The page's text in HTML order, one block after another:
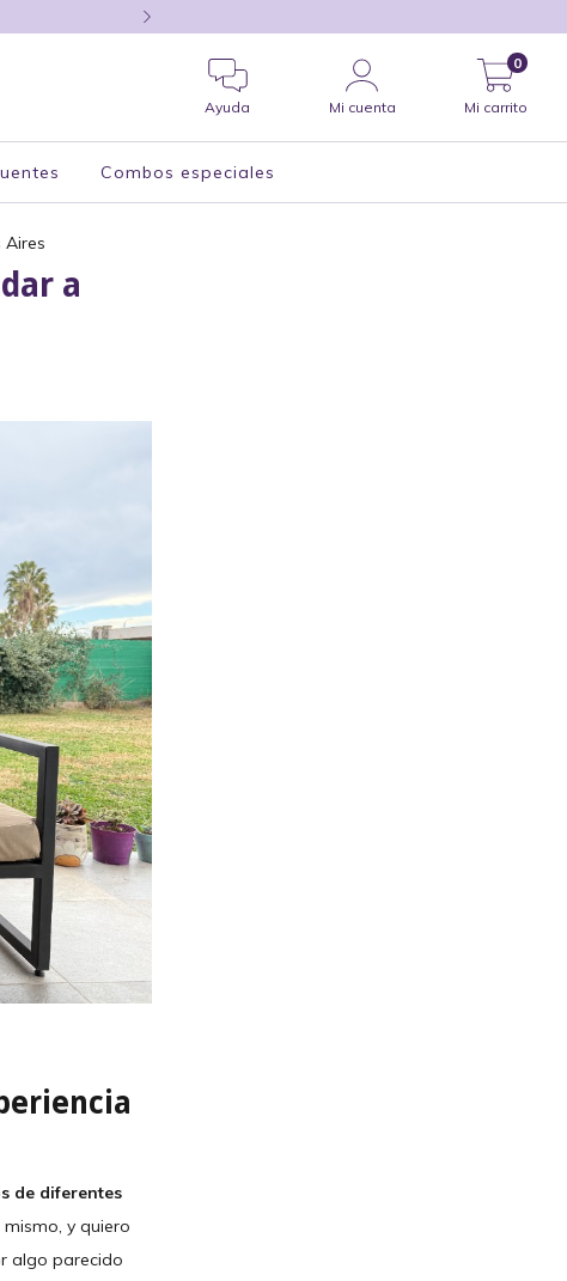
Ayuda Mi cuenta Mi carrito
0
Combos especiales
a
de diferentes
y quiero
algo parecido